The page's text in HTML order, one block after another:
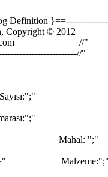
Definition
Copyright © 2012
//"
"
Mahal: ";"